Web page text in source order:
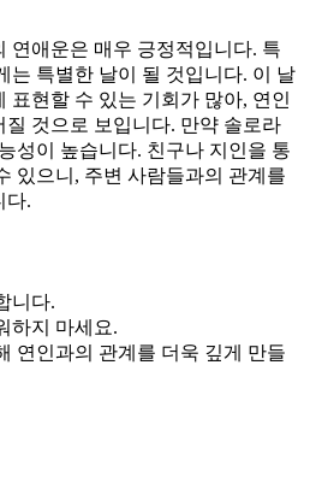
연애운은 매우 긍정적입니다. 특
는 특별한 날이 될 것입니다. 이 날
표현할 수 있는 기회가 많아, 연인
것으로 보입니다. 만약 솔로라
성이 높습니다. 친구나 지인을 통
있으니, 주변 사람들과의 관계를
다.
니다.
하지 마세요.
연인과의 관계를 더욱 깊게 만들